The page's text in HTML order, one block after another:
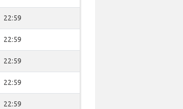
22:59
22:59
22:59
22:59
22:59